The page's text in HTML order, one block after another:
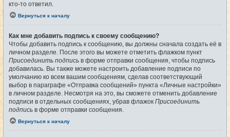
кто-то ответил.
Вернуться к началу
Как мне добавить подпись к своему сообщению?
Чтобы добавить подпись к сообщению, вы должны сначала создать её в
личном разделе. После этого вы можете отметить флажком пункт
Присоединить подпись в форме отправки сообщения, чтобы подпись
добавилась. Вы также можете настроить добавление подписи по
умолчанию ко всем вашим сообщениям, сделав соответствующий
выбор в параграфе «Отправка сообщений» пункта «Личные настройки»
в личном разделе. Несмотря на это, вы сможете отменить добавление
подписи в отдельных сообщениях, убрав флажок Присоединить
подпись в форме отправки сообщения.
Вернуться к началу